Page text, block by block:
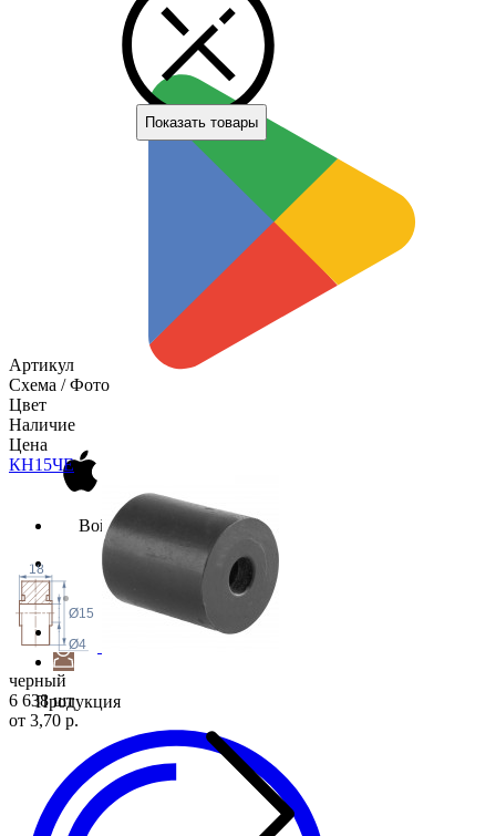
Войти
Продукция
Показать товары
Артикул
Схема / Фото
Цвет
Наличие
Цена
КН15ЧЕ
18
Ø15
Ø4
черный
6 638 шт
от 3,70 р.